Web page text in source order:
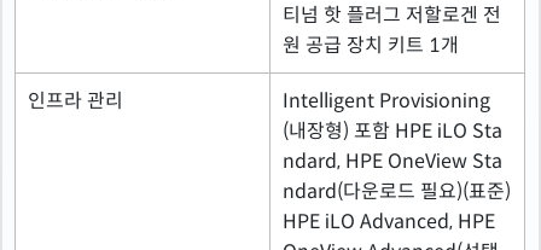
티넘 핫 플러그 저할로겐 전
원 공급 장치 키트 1개
인프라 관리
Intelligent Provisioning
(내장형) 포함 HPE iLO Sta
ndard, HPE OneView Sta
ndard(다운로드 필요)(표준)
HPE iLO Advanced, HPE